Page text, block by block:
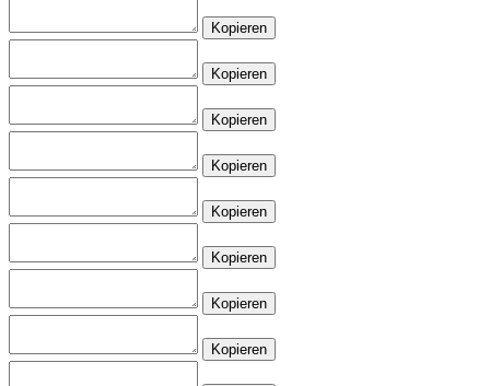
Kopieren
Kopieren
Kopieren
Kopieren
Kopieren
Kopieren
Kopieren
Kopieren